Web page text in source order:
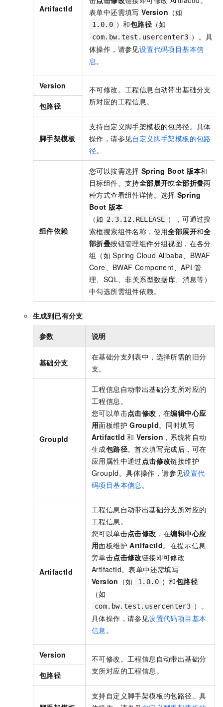
ArtifactId
表单中还需填写Version （如
1.0.0 ）和包路径 （如
com.bw.test.usercenter3 ）。具
体操作，请参见设置代码项目基本信
息 。
Version
不可修改。工程信息自动带出基础分支
所对应的工程信息。
包路径
脚手架模板
支持自定义脚手架模板的包路径。具体
操作，请参见自定义脚手架模板的包路
径。
组件依赖
您可以按需选择 Spring Boot 版本和
目标组件。支持全部展开或全部折叠两
种方式查看组件详情。选择 Spring
Boot 版本
（如 2.3.12.RELEASE ），可通过搜
索框搜索组件名称，使用全部展开和全
部折叠按钮管理组件分组视图，在各分
组（如 Spring Cloud Alibaba、BWAF
Core、BWAF Component、API 管
理、SQL、非关系型数据库、消息等）
中勾选所需组件依赖。
生成到已有分支
参数 说明
基础分支
在基础分支列表中，选择所需的旧分
支。
GroupId
工程信息自动带出基础分支所对应的
工程信息。
您可以单击点击修改 ，在编辑中心应
用面板维护 GroupId。同时填写
ArtifactId 和Version ，系统将自动
生成包路径。首次填写完成后，可在
应用属性中通过 点击修改链接维护
GroupId。具体操作，请参见设置代
码项目基本信息 。
ArtifactId
工程信息自动带出基础分支所对应的
工程信息。
您可以单击点击修改 ，在编辑中心应
用面板维护 ArtifactId。在提示信息
旁单击点击修改链接即可修改
ArtifactId。表单中还需填写
Version （如 1.0.0 ）和包路径
（如
com.bw.test.usercenter3 ）。
具体操作，请参见设置代码项目基本
信息 。
Version
不可修改。工程信息自动带出基础分
支所对应的工程信息。
包路径
支持自定义脚手架模板的包路径。具